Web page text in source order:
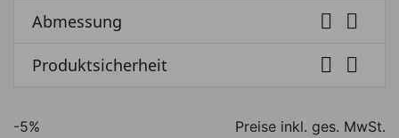
Abmessung  
Produktsicherheit  
-5%
Preise inkl. ges. MwSt.